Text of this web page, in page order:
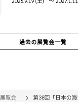
過去の展覧会一覧
展覧会 第38回「日本の